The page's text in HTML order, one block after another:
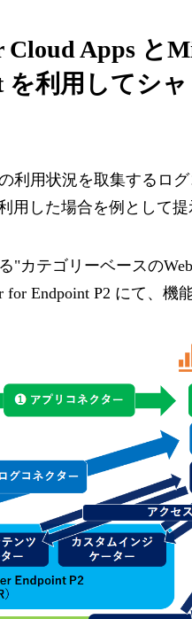
Cloud Apps と
を利用してシ
利用状況を取集するログ
用した場合を例として提
"カテゴリーベースの
Endpoint P2 にて、機